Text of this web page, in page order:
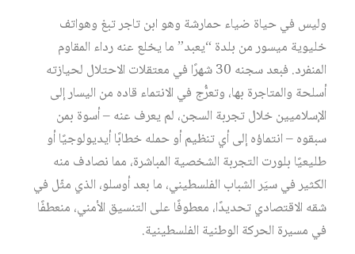
ولیس في حیاة ضیاء حمارشة وھو ابن تاجر تبغ وھواتف
خلیویة میسور من بلدة “یعبد” ما یخلع عنه رداء المقاوم
المنفرد. فبعد سجنه 30 شھرًا في معتقلات الاحتلال لحیازته
أسلحة والمتاجرة بھا، وتعرُّج في الانتماء قاده من الیسار إلى
الإسلامیین خلال تجربة السجن، لم یعرف عنه – أسوة بمن
سبقوه – انتماؤه إلى أي تنظیم أو حمله خطابًا أیدیولوجيًا أو
طلیعیًا بلورت التجربة الشخصیة المباشرة، مما نصادف منه
الكثیر في سیَر الشباب الفلسطیني، ما بعد أوسلو، الذي مثّل في
شقه الاقتصادي تحدیدًا، معطوفًا على التنسیق الأمني، منعطفًا
في مسیرة الحركة الوطنیة الفلسطینیة.